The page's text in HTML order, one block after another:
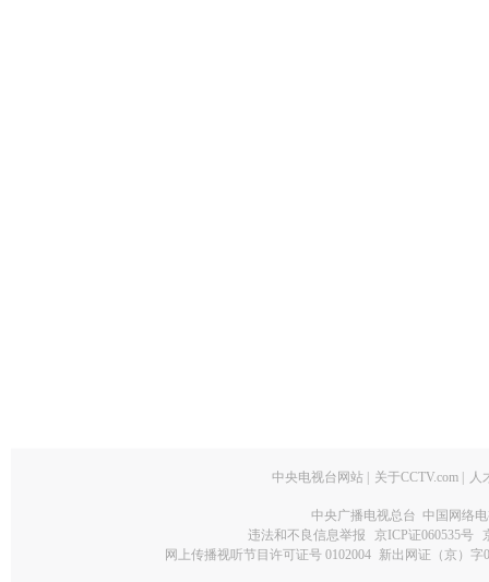
中央电视台网站 关于CCTV.com 人
中央广播电视总台 中国网络
违法和不良信息举报
京ICP证060535号
网上传播视听节目许可证号 0102004 新出网证（京）